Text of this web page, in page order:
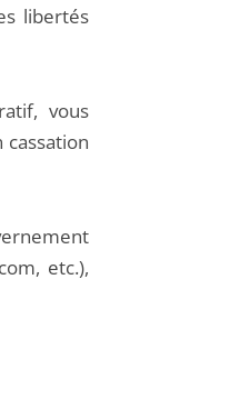
libertés
vous
cassation
etc.),